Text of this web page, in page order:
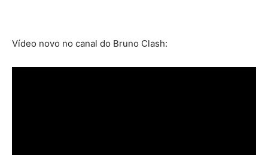
Vídeo novo no canal do Bruno Clash: